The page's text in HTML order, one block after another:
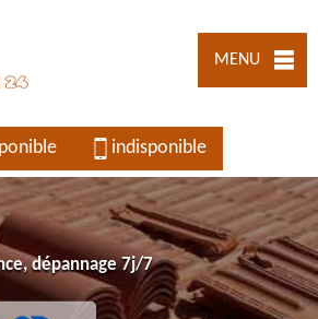
MENU
indisponible
dépannage 7j/7